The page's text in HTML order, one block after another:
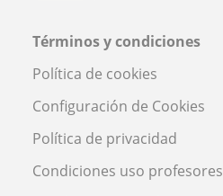
Términos y condiciones
Política de cookies
Configuración de Cookies
Política de privacidad
Condiciones uso profesores